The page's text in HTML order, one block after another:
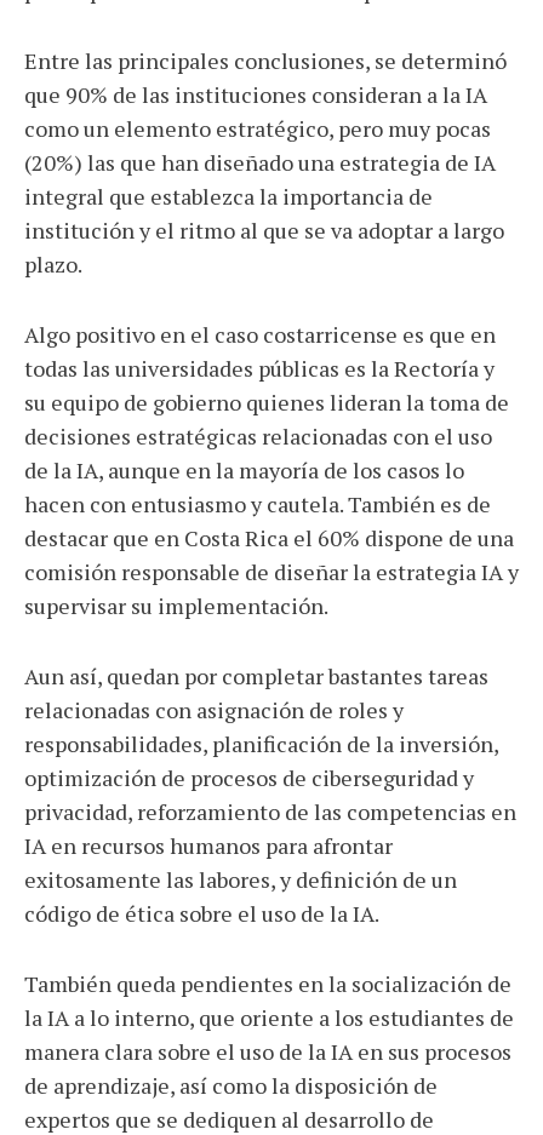
Entre las principales conclusiones, se determinó
que 90% de las instituciones consideran a la IA
como un elemento estratégico, pero muy pocas
(20%) las que han diseñado una estrategia de IA
integral que establezca la importancia de
institución y el ritmo al que se va adoptar a largo
plazo.
Algo positivo en el caso costarricense es que en
todas las universidades públicas es la Rectoría y
su equipo de gobierno quienes lideran la toma de
decisiones estratégicas relacionadas con el uso
de la IA, aunque en la mayoría de los casos lo
hacen con entusiasmo y cautela. También es de
destacar que en Costa Rica el 60% dispone de una
comisión responsable de diseñar la estrategia IA y
supervisar su implementación.
Aun así, quedan por completar bastantes tareas
relacionadas con asignación de roles y
responsabilidades, planificación de la inversión,
optimización de procesos de ciberseguridad y
privacidad, reforzamiento de las competencias en
IA en recursos humanos para afrontar
exitosamente las labores, y definición de un
código de ética sobre el uso de la IA.
También queda pendientes en la socialización de
la IA a lo interno, que oriente a los estudiantes de
manera clara sobre el uso de la IA en sus procesos
de aprendizaje, así como la disposición de
expertos que se dediquen al desarrollo de